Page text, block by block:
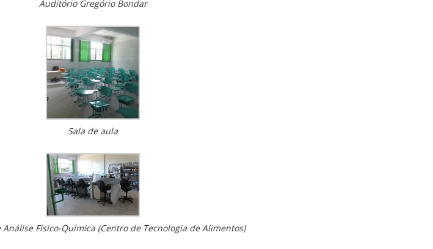
Auditório Gregório Bondar
Sala de aula
Físico-Química (Centro de Tecnologia de Alimentos)